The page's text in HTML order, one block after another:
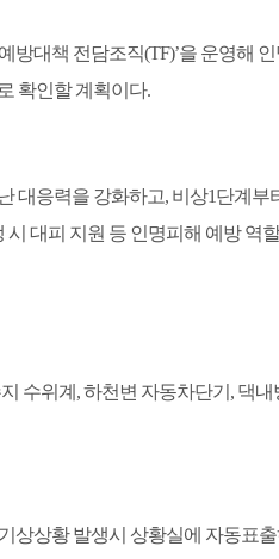
방대책 전담조직(TF)’을 운영해
확인할 계획이다.
대응력을 강화하고, 비상1단계부
시 대피 지원 등 인명피해 예방 역
수위계 ,하천변 자동차단기 , 댁내
상상황 발생시 상황실에 자동표